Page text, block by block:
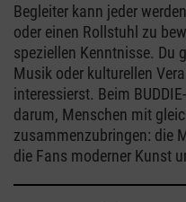
Begleiter kann jeder
oder einen Rollstuhl zu
speziellen Kenntnisse. Du
Musik oder kulturellen
interessierst. Beim
darum, Menschen mit
zusammenzubringen: die
die Fans moderner Kunst